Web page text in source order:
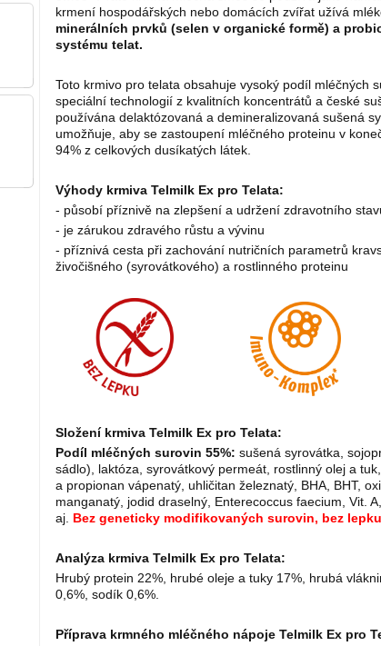
krmení hospodářských nebo domácích zvířat užívá
minerálních prvků (selen v organické formě) a
systému telat.
Toto krmivo pro telata obsahuje vysoký podíl mléčných
speciální technologií z kvalitních koncentrátů a české
používána delaktózovaná a demineralizovaná sušená
umožňuje, aby se zastoupení mléčného proteinu v
94% z celkových dusíkatých látek.
Výhody krmiva Telmilk Ex pro Telata:
- působí příznivě na zlepšení a udržení zdravotního
- je zárukou zdravého růstu a vývinu
- příznivá cesta při zachování nutričních parametrů
živočišného (syrovátkového) a rostlinného proteinu
Složení krmiva Telmilk Ex pro Telata:
Podíl mléčných surovin 55%: sušená syrovátka,
sádlo), laktóza, syrovátkový permeát, rostlinný olej a tuk
a propionan vápenatý, uhličitan železnatý, BHA, BHT,
manganatý, jodid draselný, Enterecoccus faecium, Vit.
aj. Bez geneticky modifikovaných surovin, bez
Analýza krmiva Telmilk Ex pro Telata:
Hrubý protein 22%, hrubé oleje a tuky 17%, hrubá
0,6%, sodík 0,6%.
Příprava krmného mléčného nápoje Telmilk Ex pro